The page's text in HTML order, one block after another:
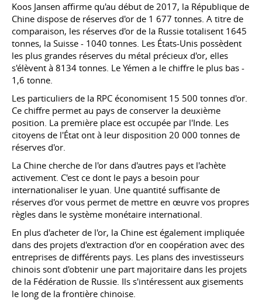
Koos Jansen affirme qu'au début de 2017, la République de
Chine dispose de réserves d'or de 1 677 tonnes. A titre de
comparaison, les réserves d'or de la Russie totalisent 1645
tonnes, la Suisse - 1040 tonnes. Les États-Unis possèdent
les plus grandes réserves du métal précieux d'or, elles
s'élèvent à 8134 tonnes. Le Yémen a le chiffre le plus bas -
1,6 tonne.
Les particuliers de la RPC économisent 15 500 tonnes d'or.
Ce chiffre permet au pays de conserver la deuxième
position. La première place est occupée par l'Inde. Les
citoyens de l'État ont à leur disposition 20 000 tonnes de
réserves d'or.
La Chine cherche de l'or dans d'autres pays et l'achète
activement. C'est ce dont le pays a besoin pour
internationaliser le yuan. Une quantité suffisante de
réserves d'or vous permet de mettre en œuvre vos propres
règles dans le système monétaire international.
En plus d'acheter de l'or, la Chine est également impliquée
dans des projets d'extraction d'or en coopération avec des
entreprises de différents pays. Les plans des investisseurs
chinois sont d'obtenir une part majoritaire dans les projets
de la Fédération de Russie. Ils s'intéressent aux gisements
le long de la frontière chinoise.